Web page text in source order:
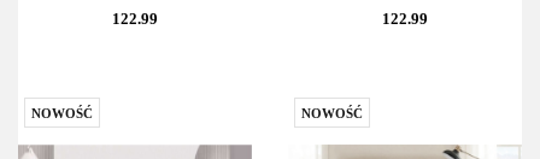
122.99 122.99
NOWOŚĆ NOWOŚĆ